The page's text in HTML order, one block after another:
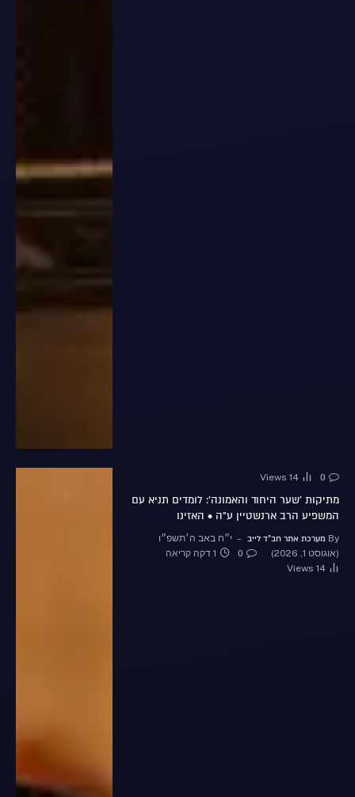
0
14
Views
מתיקות 'שער היחוד והאמונה': לומדים תניא עם
המשפיע הרב ארנשטיין ע"ה • האזינו
By מערכת אתר חב"ד לייב
י״ח באב ה׳תשפ״ו
(אוגוסט 1, 2026)
0
1 דקה קריאה
14
Views